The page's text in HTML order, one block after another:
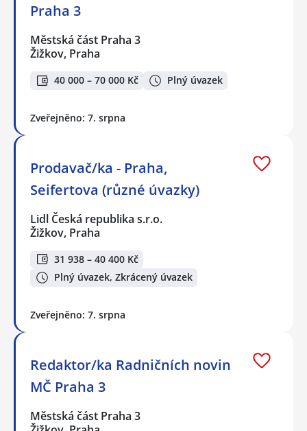
Praha 3
Městská část Praha 3
Žižkov, Praha
40 000 – 70 000 Kč Plný úvazek
Zveřejněno: 7. srpna
Prodavač/ka - Praha,
Seifertova (různé úvazky)
Lidl Česká republika s.r.o.
Žižkov, Praha
31 938 – 40 400 Kč
Plný úvazek, Zkrácený úvazek
Zveřejněno: 7. srpna
Redaktor/ka Radničních novin
MČ Praha 3
Městská část Praha 3